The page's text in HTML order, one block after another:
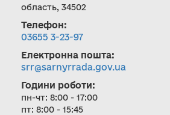
область, 34502
Телефон:
03655 3-23-97
Електронна пошта:
srr@sarnyrrada.gov.ua
Години роботи:
пн-чт: 8:00 - 17:00
пт: 8:00 - 15:45